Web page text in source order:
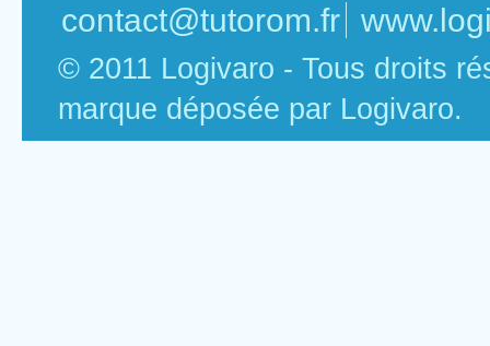
contact@tutorom.fr
© 2011 Logivaro - Tous droits
marque déposée par Logivaro.